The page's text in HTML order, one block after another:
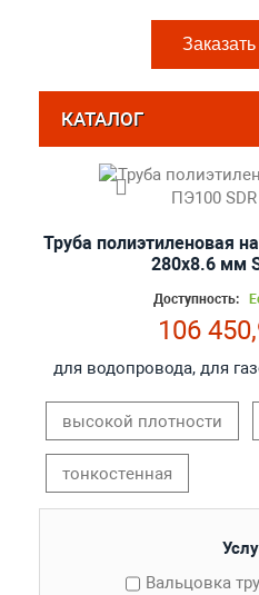
КАТАЛОГ
Труба полиэтиленовая
280х8.6 мм
Доступность:
106
для водопровода, для
высокой плотности
тонкостенная
Вальцовка